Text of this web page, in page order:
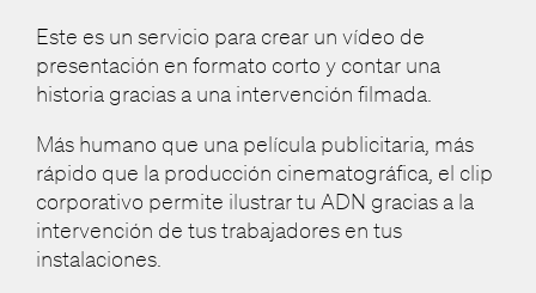
Este es un servicio para crear un vídeo de
presentación en formato corto y contar una
historia gracias a una intervención filmada.
Más humano que una película publicitaria, más
rápido que la producción cinematográfica, el clip
corporativo permite ilustrar tu ADN gracias a la
intervención de tus trabajadores en tus
instalaciones.